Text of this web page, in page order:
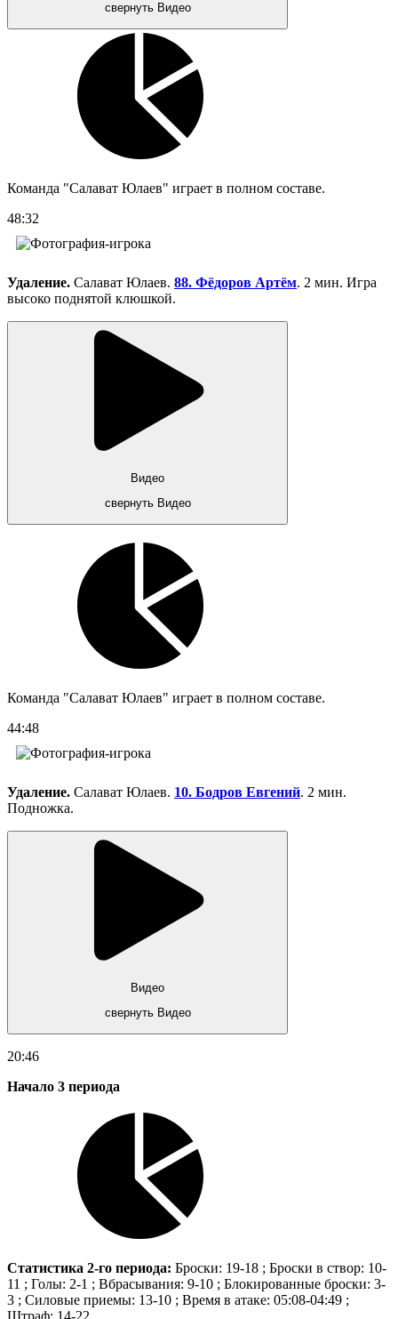
свернуть Видео
Команда "Салават Юлаев" играет в полном составе.
48:32
Удаление. Салават Юлаев. 88. Фёдоров Артём. 2 мин. Игра
высоко поднятой клюшкой.
Видео
свернуть Видео
Команда "Салават Юлаев" играет в полном составе.
44:48
Удаление. Салават Юлаев. 10. Бодров Евгений. 2 мин.
Подножка.
Видео
свернуть Видео
20:46
Начало 3 периода
Статистика 2-го периода: Броски: 19-18 ; Броски в створ: 10-
11 ; Голы: 2-1 ; Вбрасывания: 9-10 ; Блокированные броски: 3-
3 ; Силовые приемы: 13-10 ; Время в атаке: 05:08-04:49 ;
Штраф: 14-22